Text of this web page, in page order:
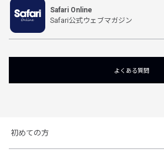
Safari Online
Safari公式ウェブマガジン
よくある質問
初めての方